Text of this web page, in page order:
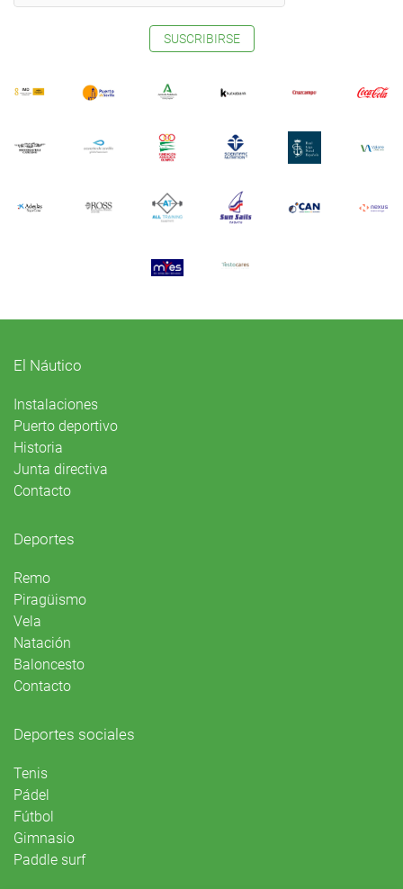
SUSCRIBIRSE
El Náutico
Instalaciones
Puerto deportivo
Historia
Junta directiva
Contacto
Deportes
Remo
Piragüismo
Vela
Natación
Baloncesto
Contacto
Deportes sociales
Tenis
Pádel
Fútbol
Gimnasio
Paddle surf